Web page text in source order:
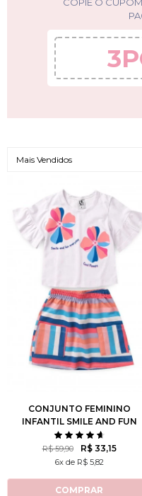
3 4 6 8
CONJUNTO FEMININO
INFANTIL SMILE AND FUN
R$ 59,90 R$ 33,15
6x de R$ 5,82
COMPRAR